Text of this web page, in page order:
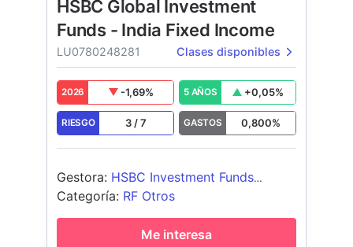
HSBC Global Investment
Funds - India Fixed Income
LU0780248281 Clases disponibles
2026 -1,69% 5 AÑOS +0,05%
RIESGO 3 /7 GASTOS 0,800%
Gestora: HSBC Investment Funds
(Luxembourg) S.A.
Categoría: RF Otros
Me interesa